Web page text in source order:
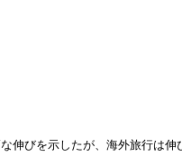
伸びを示したが、海外旅行は伸